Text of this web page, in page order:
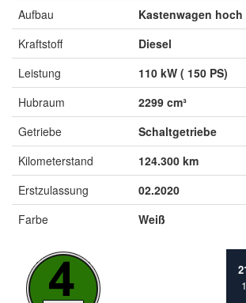
Aufbau
Kastenwagen hoch
Kraftstoff
Diesel
Leistung
110 kW ( 150 PS)
Hubraum
2299 cm³
Getriebe
Schaltgetriebe
Kilometerstand
124.300 km
Erstzulassung
02.2020
Farbe
Weiß